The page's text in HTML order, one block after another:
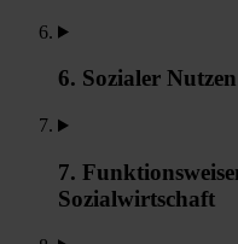
6. Sozialer Nutzen
7.
Sozialwirtschaft